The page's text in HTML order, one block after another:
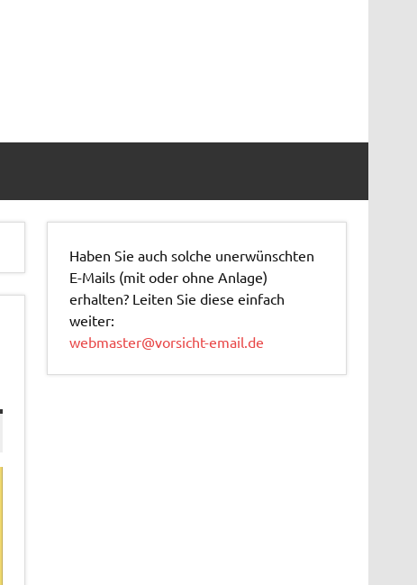
Haben Sie auch solche unerwünschten
E-Mails (mit oder ohne Anlage)
erhalten? Leiten Sie diese einfach
weiter:
webmaster@vorsicht-email.de